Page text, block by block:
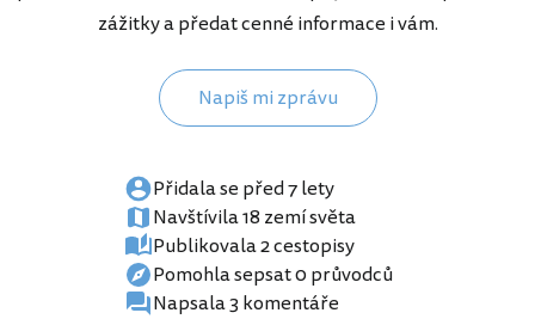
zážitky a předat cenné informace i vám.
Napiš mi zprávu
Přidala se před 7 lety
Navštívila 18 zemí světa
Publikovala 2 cestopisy
Pomohla sepsat 0 průvodců
Napsala 3 komentáře